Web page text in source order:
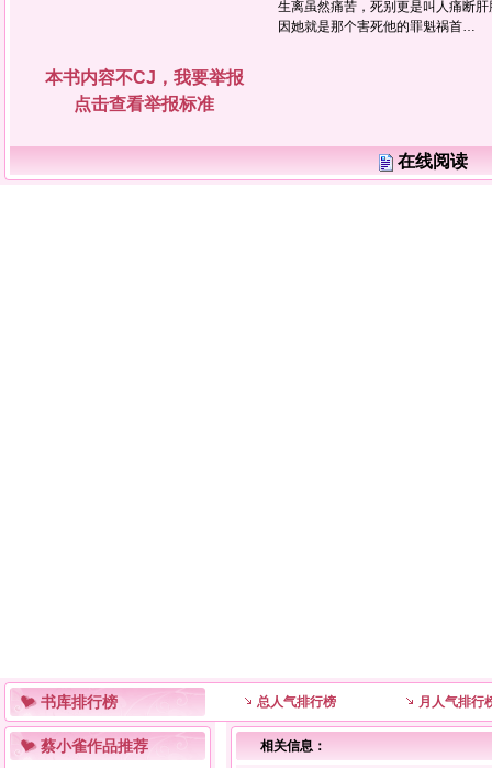
生离虽然痛苦，死别更是叫人痛断肝
因她就是那个害死他的罪魁祸首…
本书内容不CJ，我要举报
点击查看举报标准
在线阅读
书库排行榜 总人气排行榜 月人气排行
蔡小雀作品推荐
相关信息：